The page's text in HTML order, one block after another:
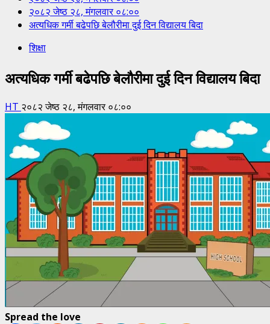
२०८२ जेष्ठ २८, मंगलवार ०८:००
अत्यधिक गर्मी बढेपछि बेलौरीमा दुई दिन विद्यालय बिदा
शिक्षा
अत्यधिक गर्मी बढेपछि बेलौरीमा दुई दिन विद्यालय बिदा
HT २०८२ जेष्ठ २८, मंगलवार ०८:००
Spread the love